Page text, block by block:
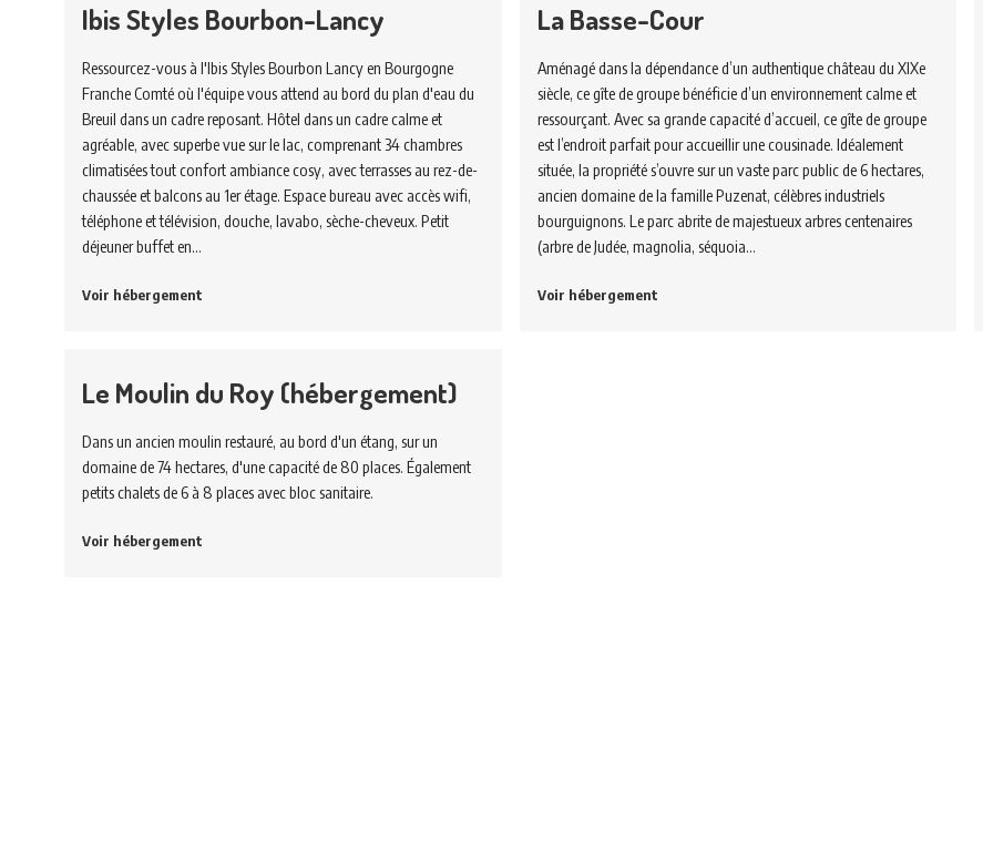
Ibis Styles Bourbon-Lancy
Ressourcez-vous à l'Ibis Styles Bourbon Lancy en Bourgogne
Franche Comté où l'équipe vous attend au bord du plan d'eau du
Breuil dans un cadre reposant. Hôtel dans un cadre calme et
agréable, avec superbe vue sur le lac, comprenant 34 chambres
climatisées tout confort ambiance cosy, avec terrasses au rez-de-
chaussée et balcons au 1er étage. Espace bureau avec accès wifi,
téléphone et télévision, douche, lavabo, sèche-cheveux. Petit
déjeuner buffet en…
Voir hébergement
La Basse-Cour
Aménagé dans la dépendance d’un authentique château du XIXe
siècle, ce gîte de groupe bénéficie d’un environnement calme et
ressourçant. Avec sa grande capacité d’accueil, ce gîte de groupe
est l’endroit parfait pour accueillir une cousinade. Idéalement
située, la propriété s’ouvre sur un vaste parc public de 6 hectares,
ancien domaine de la famille Puzenat, célèbres industriels
bourguignons. Le parc abrite de majestueux arbres centenaires
(arbre de Judée, magnolia, séquoia…
Voir hébergement
Le Moulin du Roy (hébergement)
Dans un ancien moulin restauré, au bord d'un étang, sur un
domaine de 74 hectares, d'une capacité de 80 places. Également
petits chalets de 6 à 8 places avec bloc sanitaire.
Voir hébergement